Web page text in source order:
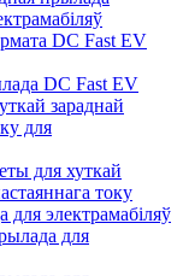
DC Fast EV
DC Fast EV
зараднай
для
для хуткай
току
для электрамабіляў
для